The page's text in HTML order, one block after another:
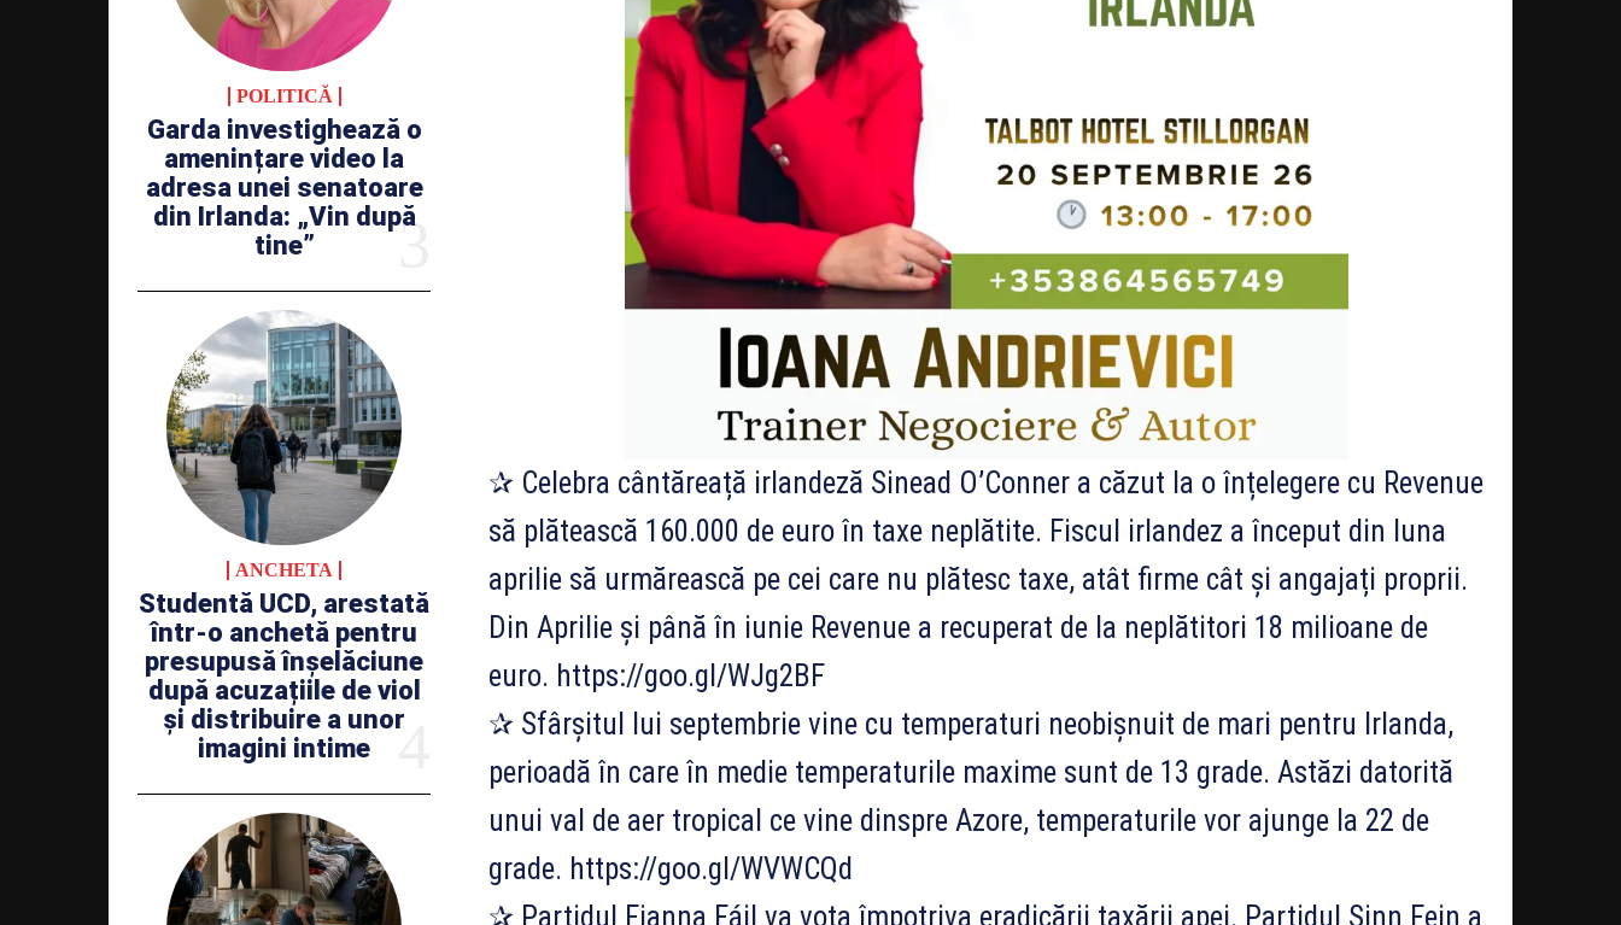
POLITICĂ
Garda investighează o
amenințare video la
adresa unei senatoare
din Irlanda: „Vin după
tine”
ANCHETA
Studentă UCD, arestată
într-o anchetă pentru
presupusă înșelăciune
după acuzațiile de viol
și distribuire a unor
imagini intime
✰ Celebra cântăreață irlandeză Sinead O’Conner a căzut la o înțelegere cu Revenue
să plătească 160.000 de euro în taxe neplătite. Fiscul irlandez a început din luna
aprilie să urmărească pe cei care nu plătesc taxe, atât firme cât și angajați proprii.
Din Aprilie și până în iunie Revenue a recuperat de la neplătitori 18 milioane de
euro. https://goo.gl/WJg2BF
✰ Sfârșitul lui septembrie vine cu temperaturi neobișnuit de mari pentru Irlanda,
perioadă în care în medie temperaturile maxime sunt de 13 grade. Astăzi datorită
unui val de aer tropical ce vine dinspre Azore, temperaturile vor ajunge la 22 de
grade. https://goo.gl/WVWCQd
✰ Partidul Fianna Fáil va vota împotriva eradicării taxării apei. Partidul Sinn Fein a